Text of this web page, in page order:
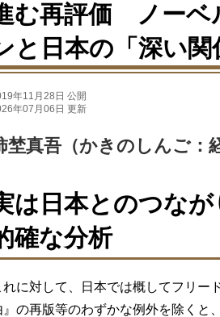
む再評価 ノーベ
と日本の「深い関
年11月28日 公開
年07月06日 更新
埜真吾（かきのしんご：
は日本とのつな
確な分析
れに対して、日本では概してフリー
』の再版等のわずかな例外を除くと